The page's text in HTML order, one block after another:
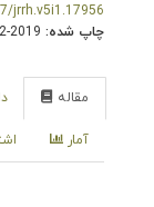
jrrh.v5i1.17956
چاپ شده:
مقاله
آمار